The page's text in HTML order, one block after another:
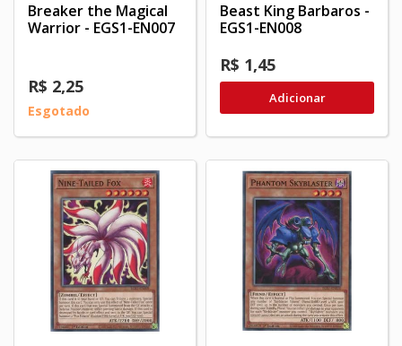
Breaker the Magical
Warrior - EGS1-EN007
R$ 2,25
Esgotado
Beast King Barbaros -
EGS1-EN008
R$ 1,45
Adicionar